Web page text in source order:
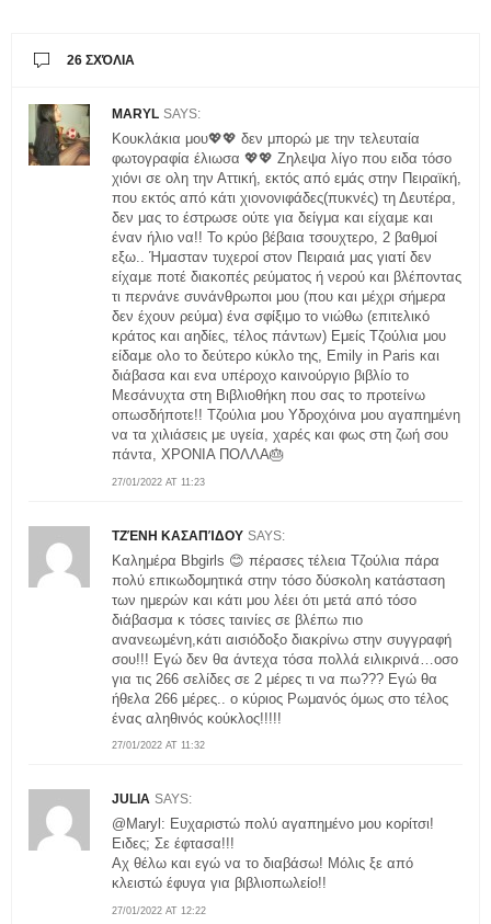
26 ΣΧΌΛΙΑ
MARYL SAYS:
27/01/2022 AT 11:23
Κουκλάκια μου💖💖 δεν μπορώ με την τελευταία
φωτογραφία έλιωσα 💖💖 Ζηλεψα λίγο που ειδα τόσο
χιόνι σε ολη την Αττική, εκτός από εμάς στην Πειραϊκή,
που εκτός από κάτι χιονονιφάδες(πυκνές) τη Δευτέρα,
δεν μας το έστρωσε ούτε για δείγμα και είχαμε και
έναν ήλιο να!! Το κρύο βέβαια τσουχτερο, 2 βαθμοί
εξω.. Ήμασταν τυχεροί στον Πειραιά μας γιατί δεν
είχαμε ποτέ διακοπές ρεύματος ή νερού και βλέποντας
τι περνάνε συνάνθρωποι μου (που και μέχρι σήμερα
δεν έχουν ρεύμα) ένα σφίξιμο το νιώθω (επιτελικό
κράτος και αηδίες, τέλος πάντων) Εμείς Τζούλια μου
είδαμε ολο το δεύτερο κύκλο της, Emily in Paris και
διάβασα και ενα υπέροχο καινούργιο βιβλίο το
Μεσάνυχτα στη Βιβλιοθήκη που σας το προτείνω
οπωσδήποτε!! Τζούλια μου Υδροχόινα μου αγαπημένη
να τα χιλιάσεις με υγεία, χαρές και φως στη ζωή σου
πάντα, ΧΡΟΝΙΑ ΠΟΛΛΑ🎂
ΤΖΈΝΗ ΚΑΣΑΠΊΔΟΥ SAYS:
27/01/2022 AT 11:32
Καλημέρα Bbgirls 😊 πέρασες τέλεια Τζούλια πάρα
πολύ επικωδομητικά στην τόσο δύσκολη κατάσταση
των ημερών και κάτι μου λέει ότι μετά από τόσο
διάβασμα κ τόσες ταινίες σε βλέπω πιο
ανανεωμένη,κάτι αισιόδοξο διακρίνω στην συγγραφή
σου!!! Εγώ δεν θα άντεχα τόσα πολλά ειλικρινά…οσο
για τις 266 σελίδες σε 2 μέρες τι να πω??? Εγώ θα
ήθελα 266 μέρες.. ο κύριος Ρωμανός όμως στο τέλος
ένας αληθινός κούκλος!!!!!
JULIA SAYS:
27/01/2022 AT 12:22
@Maryl: Ευχαριστώ πολύ αγαπημένο μου κορίτσι!
Ειδες; Σε έφτασα!!!
Αχ θέλω και εγώ να το διαβάσω! Μόλις ξε από
κλειστώ έφυγα για βιβλιοπωλείο!!